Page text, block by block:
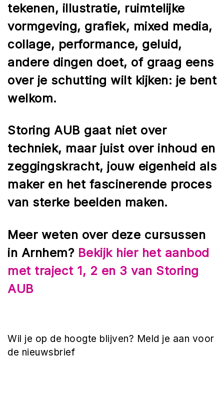
tekenen, illustratie, ruimtelijke
vormgeving, grafiek, mixed media,
collage, performance, geluid,
andere dingen doet, of graag eens
over je schutting wilt kijken: je bent
welkom.
Storing AUB gaat niet over
techniek, maar juist over inhoud en
zeggingskracht, jouw eigenheid als
maker en het fascinerende proces
van sterke beelden maken.
Meer weten over deze cursussen
in Arnhem? Bekijk hier het aanbod
met traject 1, 2 en 3 van Storing
AUB
Wil je op de hoogte blijven? Meld je aan voor
de nieuwsbrief